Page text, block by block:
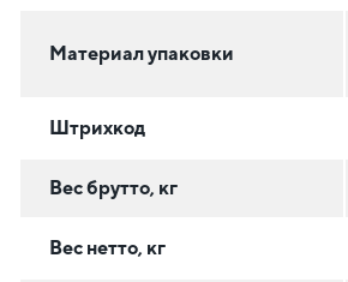
Материал упаковки
Штрихкод
Вес брутто, кг
Вес нетто, кг